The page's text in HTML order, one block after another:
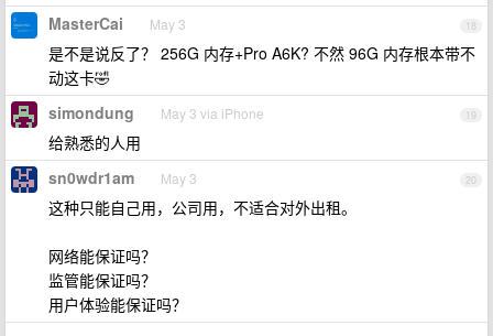
18
MasterCai May 3
是不是说反了？ 256G 内存+Pro A6K? 不然 96G 内存根本带不
动这卡🤣
19
simondung May 3 via iPhone
给熟悉的人用
20
sn0wdr1am May 3
这种只能自己用，公司用，不适合对外出租。
网络能保证吗？
监管能保证吗？
用户体验能保证吗？